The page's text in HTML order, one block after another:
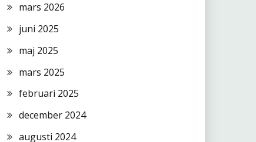
mars 2026
juni 2025
maj 2025
mars 2025
februari 2025
december 2024
augusti 2024